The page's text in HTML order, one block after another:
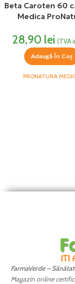
Beta Caroten 60
Medica
28,90 lei (TVA
Adaugă În Coș
PRONATURA
FarmaVerde –
Magazin online